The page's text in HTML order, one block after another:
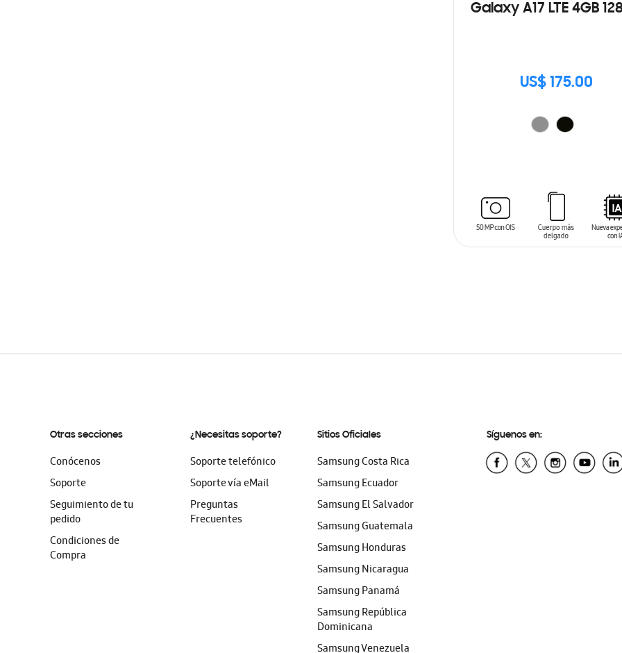
Galaxy A17 LTE 4GB
US$ 175.00
Otras secciones
Conócenos
Soporte
Seguimiento de tu
pedido
Condiciones de
Compra
¿Necesitas soporte?
Soporte telefónico
Soporte vía eMail
Preguntas
Frecuentes
Sitios Oficiales
Samsung Costa Rica
Samsung Ecuador
Samsung El Salvador
Samsung Guatemala
Samsung Honduras
Samsung Nicaragua
Samsung Panamá
Samsung República
Dominicana
Samsung Venezuela
Síguenos en: